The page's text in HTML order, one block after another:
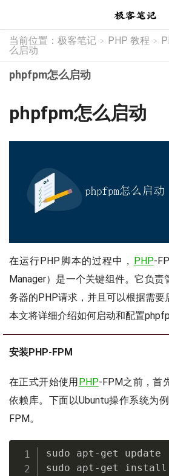
当前位置： 极客笔记 > PHP 教程 >
么启动
phpfpm怎么启动
phpfpm怎么启动
在运行PHP脚本的过程中， PHP-
Manager）是一个关键组件。它负责
务器的PHP请求，并且可以根据需要
本文将详细介绍如何启动和配置
安装PHP-FPM
在正式开始使用 PHP-FPM之前，首
依赖库。下面以Ubuntu操作系统为
FPM。
sudo apt-get update
sudo apt-get install